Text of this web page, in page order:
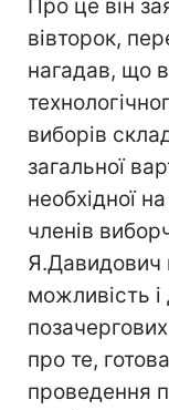
Про це він
вівторок,
нагадав, що
виборів
загальної
необхідної
членів
Я.Давидович
можливість
про те,
проведення